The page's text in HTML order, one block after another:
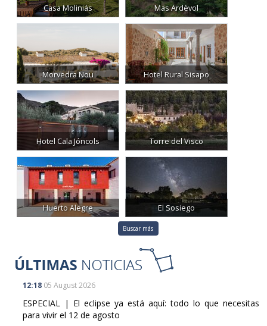
Casa Moliniás Mas Ardèvol
Morvedra Nou Hotel Rural Sisapo
Hotel Cala Jóncols Torre del Visco
Huerto Alegre El Sosiego
Buscar más
12:18 05 August 2026
ESPECIAL | El eclipse ya está aquí: todo lo que necesitas
para vivir el 12 de agosto